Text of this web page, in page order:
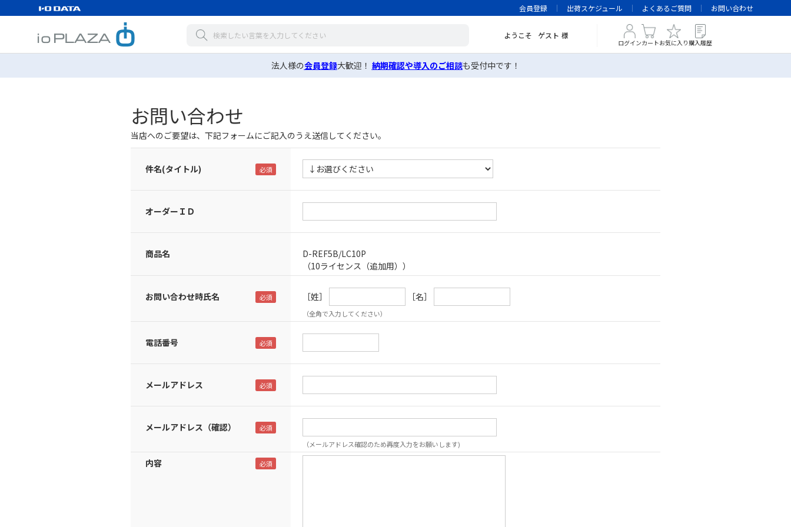
会員登録 出荷スケジュール よくあるご質問 お問い合わせ
ようこそ ゲスト 様
ログインカートお気に入り 購入履歴
法人様の会員登録大歓迎！ 納期確認や導入のご相談も受付中です！
お問い合わせ
当店へのご要望は、下記フォームにご記入のうえ送信してください。
件名(タイトル)
オーダーＩＤ
商品名
D-REF5B/LC10P
（10ライセンス（追加用））
お問い合わせ時氏名 ［姓］ ［名］
（全角で入力してください）
電話番号
メールアドレス
メールアドレス（確認）
（メールアドレス確認のため再度入力をお願いします)
内容